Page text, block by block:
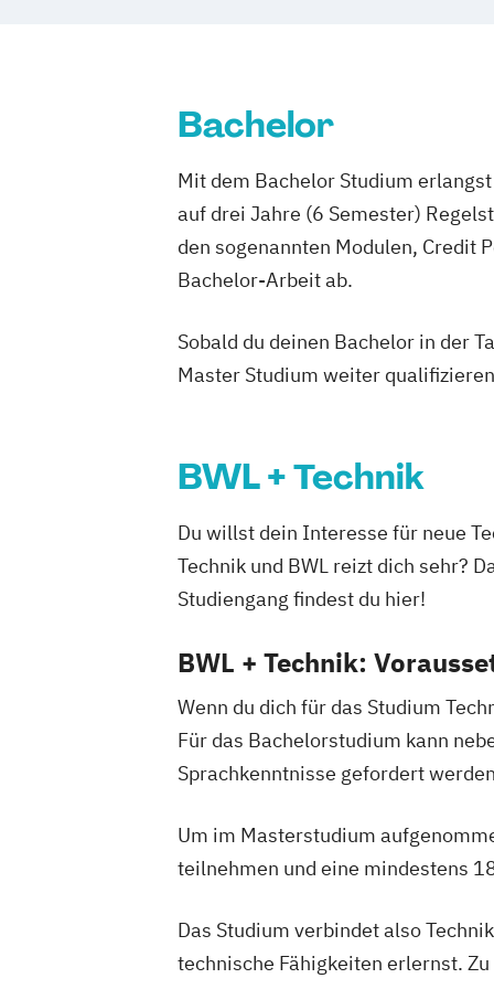
Bachelor
Mit dem Bachelor Studium
auf drei Jahre (6 Semester)
den sogenannten Modulen, Credit
Bachelor-Arbeit ab.
Sobald du deinen Bachelor in der
Master Studium weiter
BWL + Technik
Du willst dein Interesse für neue
Technik und BWL reizt dich sehr?
Studiengang findest du hier!
BWL + Technik:
Wenn du dich für das Studium
Für das Bachelorstudium kann
Sprachkenntnisse gefordert
Um im Masterstudium
teilnehmen und eine mindestens
Das Studium verbindet also
technische Fähigkeiten erlernst.